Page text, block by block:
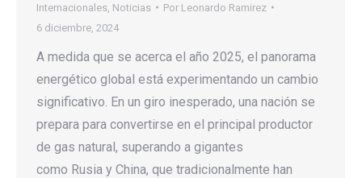
Internacionales Noticias Por Leonardo Ramirez
6 diciembre, 2024
A medida que se acerca el año 2025, el panorama
energético global está experimentando un cambio
significativo. En un giro inesperado, una nación se
prepara para convertirse en el principal productor
de gas natural, superando a gigantes
como Rusia y China, que tradicionalmente han